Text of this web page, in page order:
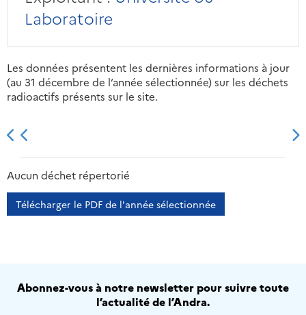
Laboratoire
Les données présentent les dernières informations à jour
(au 31 décembre de l’année sélectionnée) sur les déchets
radioactifs présents sur le site.
2013 2014
Aucun déchet répertorié
Télécharger le PDF de l'année sélectionnée
Abonnez-vous à notre newsletter pour suivre toute
l’actualité de l’Andra.